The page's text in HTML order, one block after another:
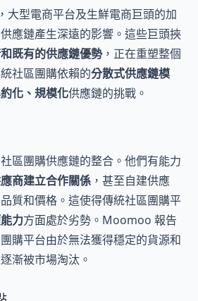
型電商平台及生鮮電商巨頭的加
應鏈產生深遠的影響。這些巨頭挾
既有的供應鏈優勢，正在重塑整個
社區團購依賴的分散式供應鏈模
化、規模化供應鏈的挑戰。
區團購供應鏈的整合。他們有能力
商建立合作關係 ，甚至自建供應
質和價格。這使得傳統社區團購平
力方面處於劣勢。Moomoo 報告
購平台由於無法獲得穩定的貨源和
漸被市場淘汰。